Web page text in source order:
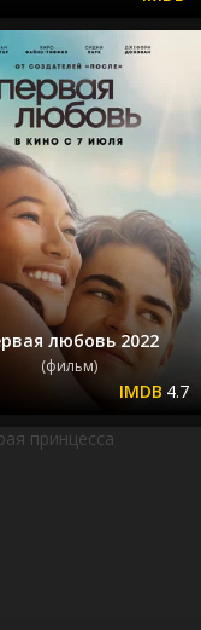
любовь 2022
(фильм)
4.7